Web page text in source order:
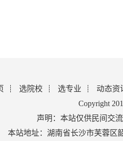
选院校 选专业
动态资
Copyright
声明：本站仅供民间交
本站地址：湖南省长沙市芙蓉区